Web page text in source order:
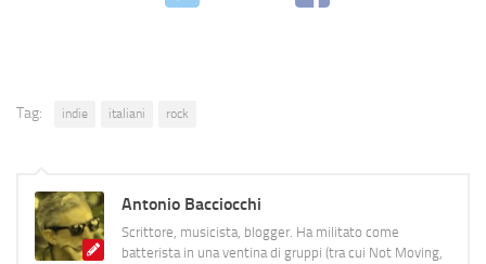
Tag: indie italiani rock
Antonio Bacciocchi
Scrittore, musicista, blogger. Ha militato come
batterista in una ventina di gruppi (tra cui Not Moving,